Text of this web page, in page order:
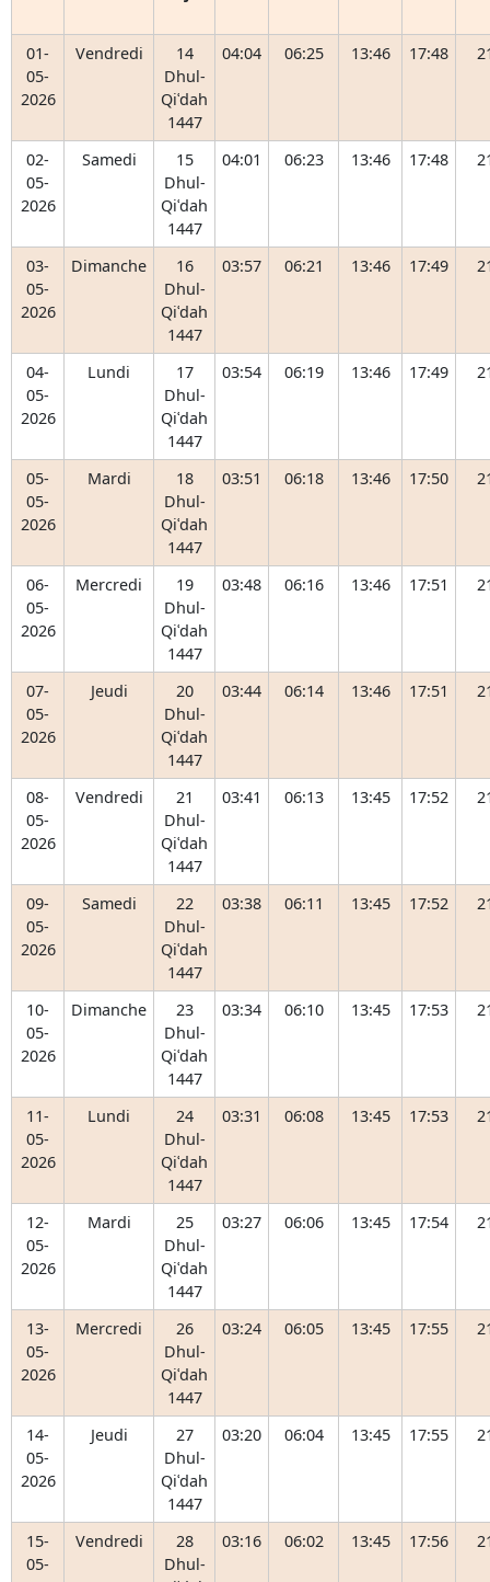
01-
05-
2026
Vendredi
14
Dhul-
Qiʿdah
1447
04:04 06:25 13:46 17:48
02-
05-
2026
Samedi
15
Dhul-
Qiʿdah
1447
04:01 06:23 13:46 17:48
03-
05-
2026
Dimanche
16
Dhul-
Qiʿdah
1447
03:57 06:21 13:46 17:49
04-
05-
2026
Lundi
17
Dhul-
Qiʿdah
1447
03:54 06:19 13:46 17:49
05-
05-
2026
Mardi
18
Dhul-
Qiʿdah
1447
03:51 06:18 13:46 17:50
06-
05-
2026
Mercredi
19
Dhul-
Qiʿdah
1447
03:48 06:16 13:46 17:51
07-
05-
2026
Jeudi
20
Dhul-
Qiʿdah
1447
03:44 06:14 13:46 17:51
08-
05-
2026
Vendredi
21
Dhul-
Qiʿdah
1447
03:41 06:13 13:45 17:52
09-
05-
2026
Samedi
22
Dhul-
Qiʿdah
1447
03:38 06:11 13:45 17:52
10-
05-
2026
Dimanche
23
Dhul-
Qiʿdah
1447
03:34 06:10 13:45 17:53
11-
05-
2026
Lundi
24
Dhul-
Qiʿdah
1447
03:31 06:08 13:45 17:53
12-
05-
2026
Mardi
25
Dhul-
Qiʿdah
1447
03:27 06:06 13:45 17:54
13-
05-
2026
Mercredi
26
Dhul-
Qiʿdah
1447
03:24 06:05 13:45 17:55
14-
05-
2026
Jeudi
27
Dhul-
Qiʿdah
1447
03:20 06:04 13:45 17:55
15-
05-
Vendredi
28
Dhul-
03:16 06:02 13:45 17:56